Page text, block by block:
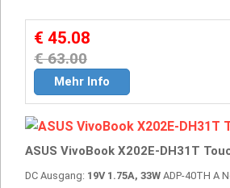
€ 45.08
€ 63.00
Mehr Info
ASUS VivoBook X202E-DH31T
DC Ausgang: 19V 1.75A, 33W ADP-40TH A